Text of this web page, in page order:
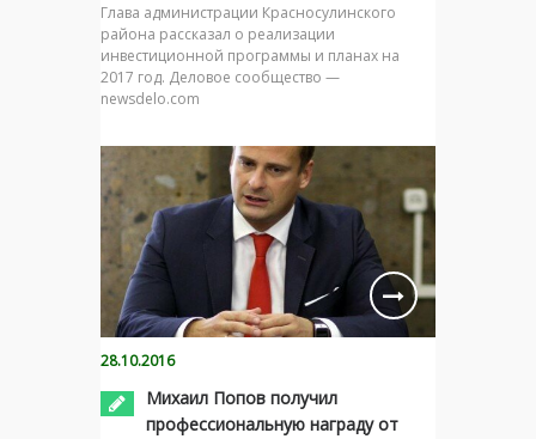
Глава администрации Красносулинского
района рассказал о реализации
инвестиционной программы и планах на
2017 год. Деловое сообщество —
newsdelo.com
28.10.2016
Михаил Попов получил
профессиональную награду от